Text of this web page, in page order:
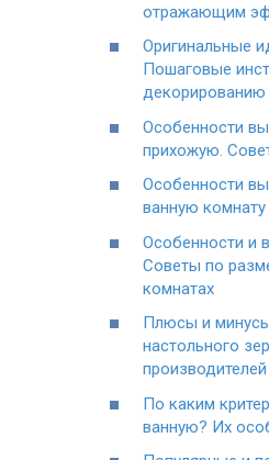
отражающим
Оригинальные
Пошаговые
декорированию
Особенности
прихожую.
Особенности
ванную
Особенности и
Советы по
комнатах
Плюсы и
настольного
производителей
По каким
ванную? Их